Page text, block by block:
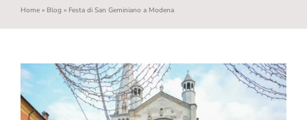
Newsletter
AIUTO AI GENITORI
TEMPO LIBERO
Home» Blog » Festa di San Geminiano a Modena